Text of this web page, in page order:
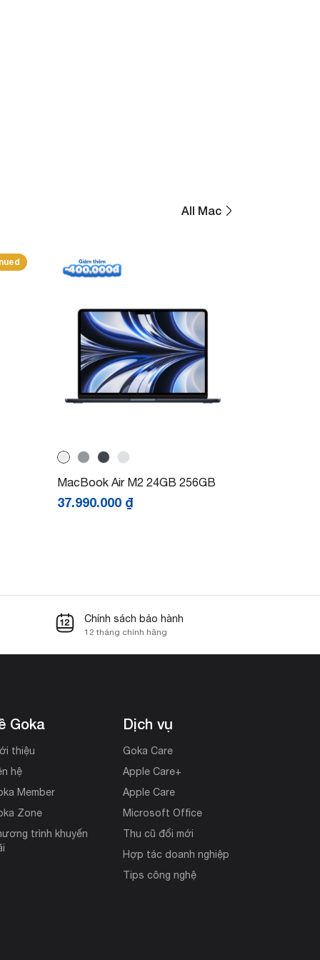
All Mac
MacBook Air M2 24GB 256GB
37.990.000 ₫
Chính sách bảo hành
12 tháng chính hãng
Goka
thiệu
hệ
Member
Zone
trình khuyến
Dịch vụ
Goka Care
Apple Care+
Apple Care
Microsoft Office
Thu cũ đổi mới
Hợp tác doanh nghiệp
Tips công nghệ